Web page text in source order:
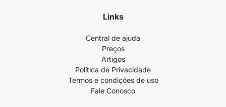
Links
Central de ajuda
Preços
Artigos
Política de Privacidade
Termos e condições de uso
Fale Conosco